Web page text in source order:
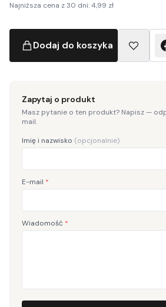
Najniższa cena z 30 dni: 4,99 zł
Dodaj do koszyka
Zapytaj o produkt
Masz pytanie o ten produkt? Napisz —
mail.
Imię i nazwisko (opcjonalnie)
E-mail *
Wiadomość *